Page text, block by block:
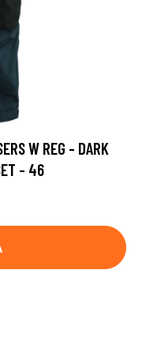
W REG - DARK
- 46